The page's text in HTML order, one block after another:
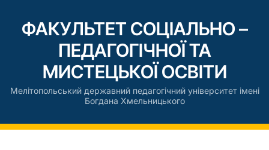
ФАКУЛЬТЕТ СОЦІАЛЬНО –
ПЕДАГОГІЧНОЇ ТА
МИСТЕЦЬКОЇ ОСВІТИ
Мелітопольський державний педагогічний університет імені
Богдана Хмельницького